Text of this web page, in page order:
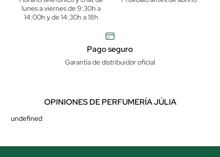
lunes a viernes de 9:30h a
14:00h y de 14:30h a 18h
Pago seguro
Garantía de distribuidor oficial
OPINIONES DE PERFUMERÍA JÚLIA
undefined